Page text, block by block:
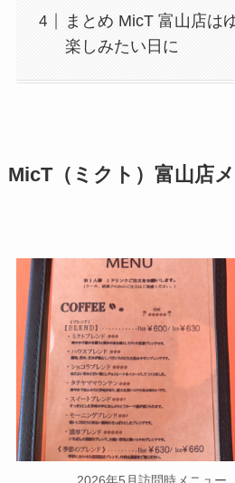
まとめ MicT 富山店は
楽しみたい日に
MicT（ミクト）富山店
2026年5月訪問時メニュー